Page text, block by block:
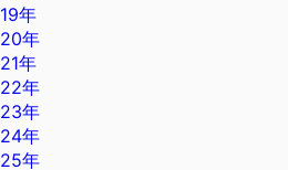
19年
20年
21年
22年
23年
24年
25年